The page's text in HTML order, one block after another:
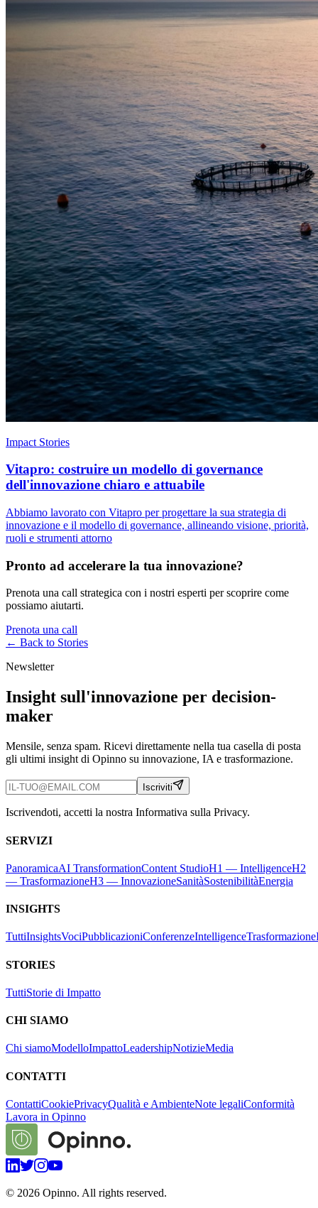
Impact Stories
Vitapro: costruire un modello di governance
dell'innovazione chiaro e attuabile
Abbiamo lavorato con Vitapro per progettare la sua strategia di
innovazione e il modello di governance, allineando visione, priorità,
ruoli e strumenti attorno
Pronto ad accelerare la tua innovazione?
Prenota una call strategica con i nostri esperti per scoprire come
possiamo aiutarti.
Prenota una call
← Back to Stories
Newsletter
Insight sull'innovazione per decision-
maker
Mensile, senza spam. Ricevi direttamente nella tua casella di posta
gli ultimi insight di Opinno su innovazione, IA e trasformazione.
Iscriviti
Iscrivendoti, accetti la nostra Informativa sulla Privacy.
SERVIZI
PanoramicaAI TransformationContent StudioH1 — IntelligenceH2
— TrasformazioneH3 — InnovazioneSanitàSostenibilitàEnergia
INSIGHTS
TuttiInsightsVociPubblicazioniConferenzeIntelligenceTrasformazione
STORIES
TuttiStorie di Impatto
CHI SIAMO
Chi siamoModelloImpattoLeadershipNotizieMedia
CONTATTI
ContattiCookiePrivacyQualità e AmbienteNote legaliConformità
Lavora in Opinno
© 2026 Opinno. All rights reserved.